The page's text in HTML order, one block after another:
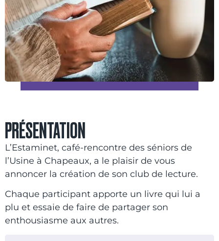
PRÉSENTATION
L’Estaminet, café-rencontre des séniors de
l’Usine à Chapeaux, a le plaisir de vous
annoncer la création de son club de lecture.
Chaque participant apporte un livre qui lui a
plu et essaie de faire de partager son
enthousiasme aux autres.